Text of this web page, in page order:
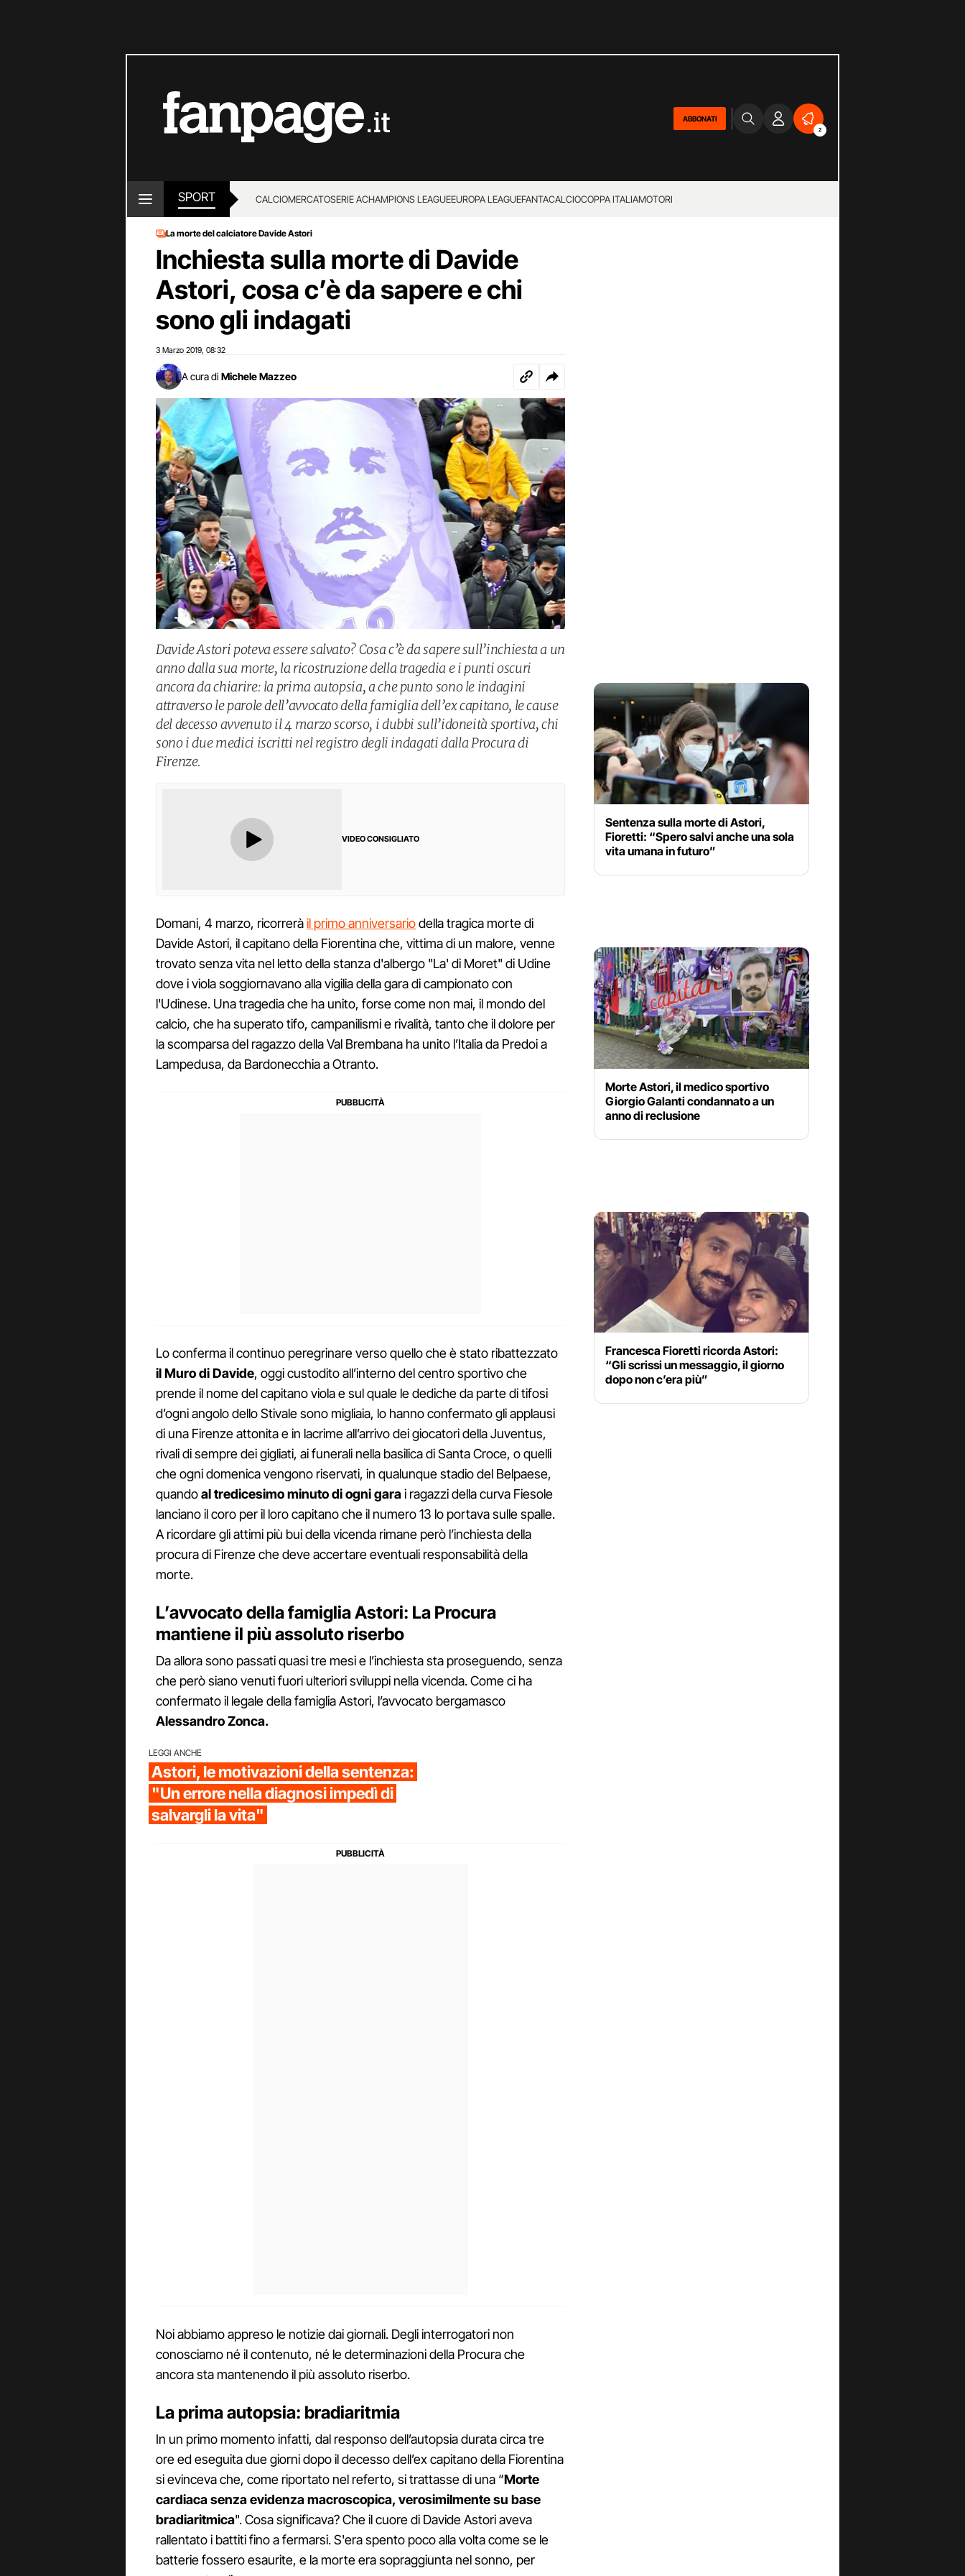
ABBONATI
2
SPORT CALCIOMERCATOSERIE ACHAMPIONS LEAGUEEUROPA LEAGUEFANTACALCIOCOPPA ITALIAMOTORI
La morte del calciatore Davide Astori
Inchiesta sulla morte di Davide
Astori, cosa c’è da sapere e chi
sono gli indagati
3 Marzo 2019 08:32
A cura di Michele Mazzeo
Davide Astori poteva essere salvato? Cosa c’è da sapere sull’inchiesta a un
anno dalla sua morte, la ricostruzione della tragedia e i punti oscuri
ancora da chiarire: la prima autopsia, a che punto sono le indagini
attraverso le parole dell’avvocato della famiglia dell’ex capitano, le cause
del decesso avvenuto il 4 marzo scorso, i dubbi sull’idoneità sportiva, chi
sono i due medici iscritti nel registro degli indagati dalla Procura di
Firenze.
VIDEO CONSIGLIATO
Domani, 4 marzo, ricorreràil primo anniversariodella tragica morte di
Davide Astori, il capitano della Fiorentina che, vittima di un malore, venne
trovato senza vita nel letto della stanza d'albergo "La' di Moret" di Udine
dove i viola soggiornavano alla vigilia della gara di campionato con
l'Udinese. Una tragedia che ha unito, forse come non mai, il mondo del
calcio, che ha superato tifo, campanilismi e rivalità, tanto che il dolore per
la scomparsa del ragazzo della Val Brembana ha unito l’Italia da Predoi a
Lampedusa, da Bardonecchia a Otranto.
Lo conferma il continuo peregrinare verso quello che è stato ribattezzato
il Muro di Davide, oggi custodito all’interno del centro sportivo che
prende il nome del capitano viola e sul quale le dediche da parte di tifosi
d’ogni angolo dello Stivale sono migliaia, lo hanno confermato gli applausi
di una Firenze attonita e in lacrime all’arrivo dei giocatori della Juventus,
rivali di sempre dei gigliati, ai funerali nella basilica di Santa Croce, o quelli
che ogni domenica vengono riservati, in qualunque stadio del Belpaese,
quandoal tredicesimo minuto di ogni garai ragazzi della curva Fiesole
lanciano il coro per il loro capitano che il numero 13 lo portava sulle spalle.
A ricordare gli attimi più bui della vicenda rimane però l’inchiesta della
procura di Firenze che deve accertare eventuali responsabilità della
morte.
L’avvocato della famiglia Astori: La Procura
mantiene il più assoluto riserbo
Da allora sono passati quasi tre mesi e l’inchiesta sta proseguendo, senza
che però siano venuti fuori ulteriori sviluppi nella vicenda. Come ci ha
confermato il legale della famiglia Astori, l’avvocato bergamasco
Alessandro Zonca.
LEGGI ANCHE
Astori, le motivazioni della sentenza:
"Un errore nella diagnosi impedì di
salvargli la vita"
Noi abbiamo appreso le notizie dai giornali. Degli interrogatori non
conosciamo né il contenuto, né le determinazioni della Procura che
ancora sta mantenendo il più assoluto riserbo.
La prima autopsia: bradiaritmia
In un primo momento infatti, dal responso dell’autopsia durata circa tre
ore ed eseguita due giorni dopo il decesso dell’ex capitano della Fiorentina
si evinceva che, come riportato nel referto, si trattasse di una “Morte
cardiaca senza evidenza macroscopica, verosimilmente su base
bradiaritmica". Cosa significava? Che il cuore di Davide Astori aveva
rallentato i battiti fino a fermarsi. S'era spento poco alla volta come se le
batterie fossero esaurite, e la morte era sopraggiunta nel sonno, per
Sentenza sulla morte di Astori,
Fioretti: “Spero salvi anche una sola
vita umana in futuro”
Morte Astori, il medico sportivo
Giorgio Galanti condannato a un
anno di reclusione
Francesca Fioretti ricorda Astori:
“Gli scrissi un messaggio, il giorno
dopo non c’era più”